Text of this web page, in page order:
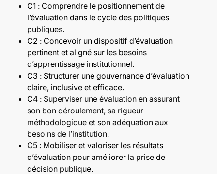
C1 : Comprendre le positionnement de
l’évaluation dans le cycle des politiques
publiques.
C2 : Concevoir un dispositif d’évaluation
pertinent et aligné sur les besoins
d’apprentissage institutionnel.
C3 : Structurer une gouvernance d’évaluation
claire, inclusive et efficace.
C4 : Superviser une évaluation en assurant
son bon déroulement, sa rigueur
méthodologique et son adéquation aux
besoins de l’institution.
C5 : Mobiliser et valoriser les résultats
d’évaluation pour améliorer la prise de
décision publique.